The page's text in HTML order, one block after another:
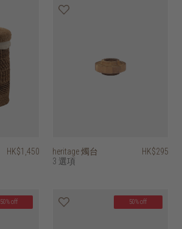
HK$1,450
heritage 燭台
3 選項
HK$295
50% off 50% off